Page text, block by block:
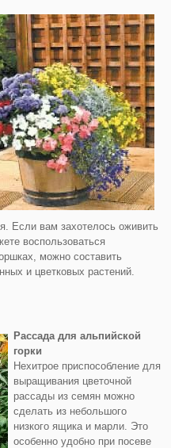
Если вам захотелось оживить
воспользоваться
можно составить
и цветковых растений.
Рассада для альпийской
горки
Нехитрое приспособление для
выращивания цветочной
рассады из семян можно
сделать из небольшого
низкого ящика и марли. Это
особенно удобно при посеве